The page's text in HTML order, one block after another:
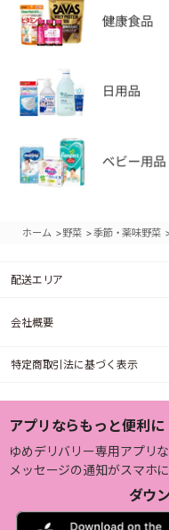
ホーム >野菜 >季節・薬味野菜
配送エリア
会社概要
特定商取引法に基づく表示
アプリならもっと便利に
ゆめデリバリー専用アプリな
メッセージの通知がスマホ
ダウ